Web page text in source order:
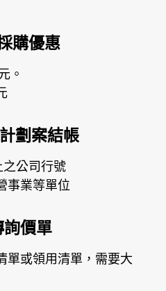
購優惠
。
劃案結帳
公司行號
事業等單位
詢價單
單或領用清單，需要大